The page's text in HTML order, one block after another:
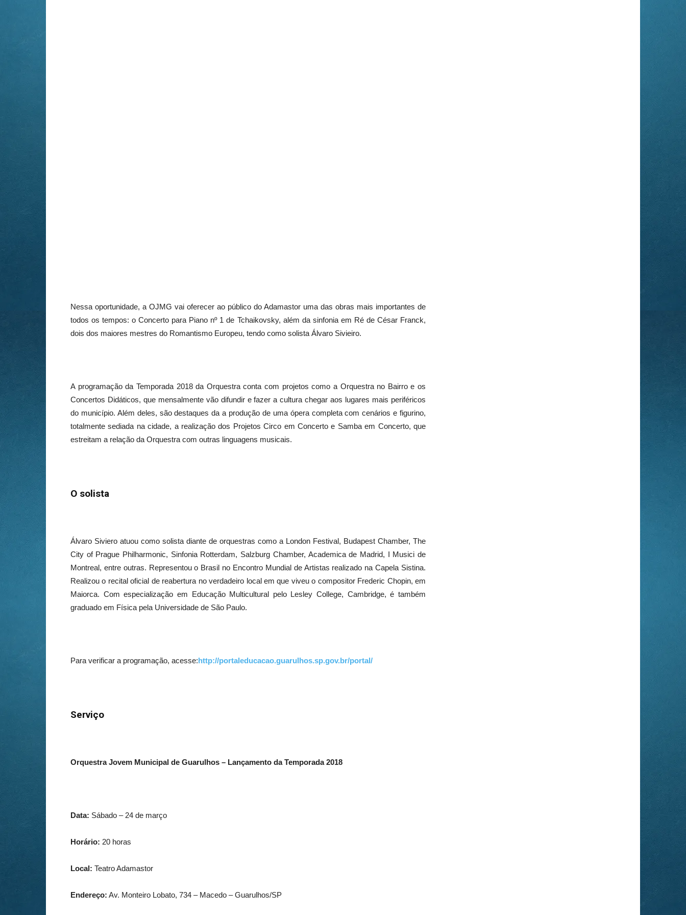
Nessa oportunidade, a OJMG vai oferecer ao público do Adamastor uma das obras mais importantes de
todos os tempos: o Concerto para Piano nº 1 de Tchaikovsky, além da sinfonia em Ré de César Franck,
dois dos maiores mestres do Romantismo Europeu, tendo como solista Álvaro Sivieiro.
A programação da Temporada 2018 da Orquestra conta com projetos como a Orquestra no Bairro e os
Concertos Didáticos, que mensalmente vão difundir e fazer a cultura chegar aos lugares mais periféricos
do município. Além deles, são destaques da a produção de uma ópera completa com cenários e figurino,
totalmente sediada na cidade, a realização dos Projetos Circo em Concerto e Samba em Concerto, que
estreitam a relação da Orquestra com outras linguagens musicais.
O solista
Álvaro Siviero atuou como solista diante de orquestras como a London Festival, Budapest Chamber, The
City of Prague Philharmonic, Sinfonia Rotterdam, Salzburg Chamber, Academica de Madrid, I Musici de
Montreal, entre outras. Representou o Brasil no Encontro Mundial de Artistas realizado na Capela Sistina.
Realizou o recital oficial de reabertura no verdadeiro local em que viveu o compositor Frederic Chopin, em
Maiorca. Com especialização em Educação Multicultural pelo Lesley College, Cambridge, é também
graduado em Física pela Universidade de São Paulo.
Para verificar a programação, acesse:http://portaleducacao.guarulhos.sp.gov.br/portal/
Serviço
Orquestra Jovem Municipal de Guarulhos – Lançamento da Temporada 2018
Data: Sábado – 24 de março
Horário: 20 horas
Local: Teatro Adamastor
Endereço: Av. Monteiro Lobato, 734 – Macedo – Guarulhos/SP